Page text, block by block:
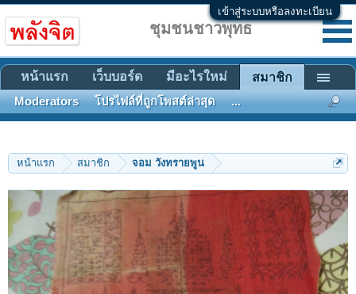
เข้าสู่ระบบหรือลงทะเบียน
หน้าแรก สมาชิก จอม วังทรายพูน
ชุมชนชาวพุทธ
หน้าแรก เว็บบอร์ด มีอะไรใหม่ สมาชิก
Moderators โปรไฟล์ที่ถูกโพสต์ล่าสุด ...